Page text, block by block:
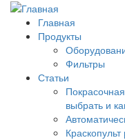
Главная
Продукты
Фильтры
Статьи
выбрать и
Краскопульт